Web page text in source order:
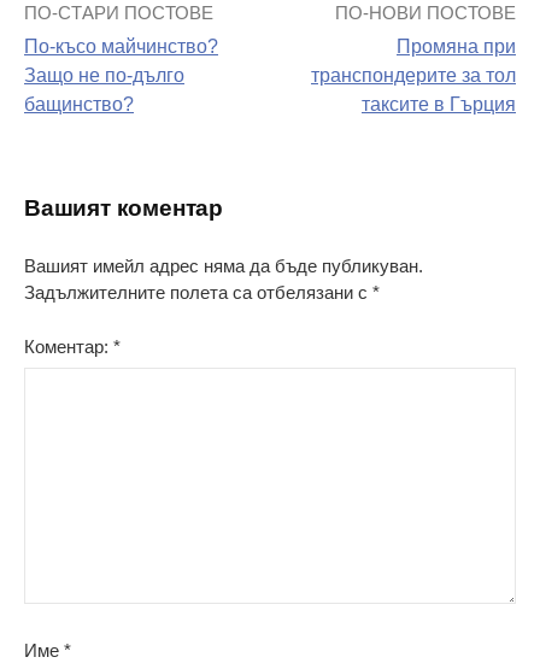
Навигация
на
поста
ПО-СТАРИ ПОСТОВЕ
По-късо майчинство?
Защо не по-дълго
бащинство?
ПО-НОВИ ПОСТОВЕ
Промяна при
транспондерите за тол
таксите в Гърция
Вашият коментар
Вашият имейл адрес няма да бъде публикуван.
Задължителните полета са отбелязани с *
Коментар: *
Име *